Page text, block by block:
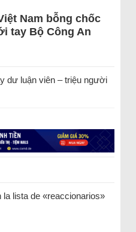
Nam bỗng chốc
tay Bộ Công An
dư luận viên – triệu người
la lista de «reaccionarios»